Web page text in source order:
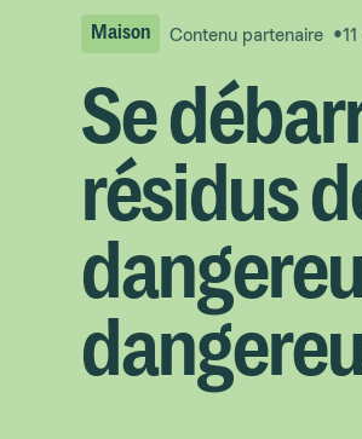
Maison Contenu partenaire
Se
résidus